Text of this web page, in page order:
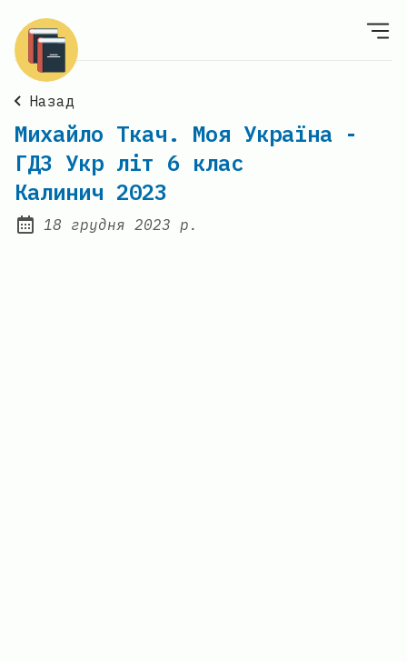
Назад
Михайло Ткач. Моя Україна -
ГДЗ Укр літ 6 клас
Калинич 2023
Posted on:
18 грудня 2023 р.